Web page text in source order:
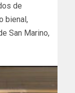
de
bienal,
San Marino,